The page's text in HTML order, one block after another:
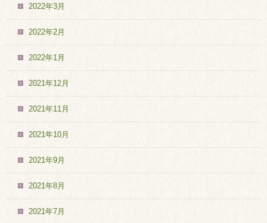
2022年3月
2022年2月
2022年1月
2021年12月
2021年11月
2021年10月
2021年9月
2021年8月
2021年7月